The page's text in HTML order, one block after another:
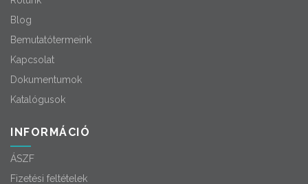
Blog
Bemutatótermeink
Kapcsolat
Dokumentumok
Katalógusok
INFORMÁCIÓ
ÁSZF
Fizetési feltételek